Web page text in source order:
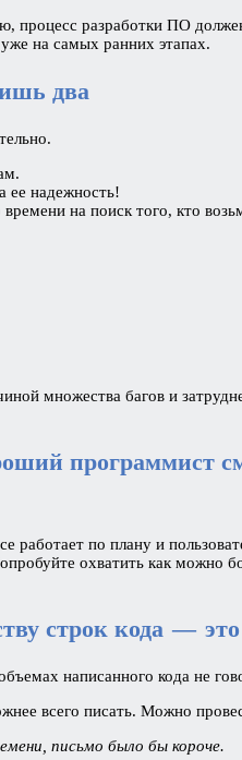
разработки ПО
на самых ранних этапах.
два
ее надежность!
на поиск того, кто
множества багов и
программист
по плану и
охватить как
строк кода — это
написанного кода не
всего писать. Можно
письмо было бы короче.